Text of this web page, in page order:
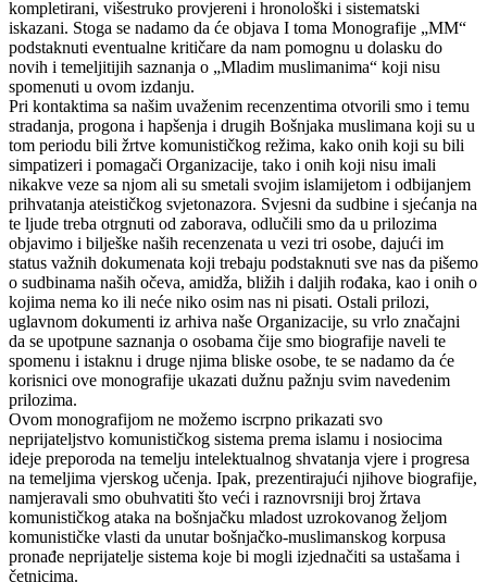
kompletirani, višestruko provjereni i hronološki i sistematski
iskazani. Stoga se nadamo da će objava I toma Monografije „MM“
podstaknuti eventualne kritičare da nam pomognu u dolasku do
novih i temeljitijih saznanja o „Mladim muslimanima“ koji nisu
spomenuti u ovom izdanju.
Pri kontaktima sa našim uvaženim recenzentima otvorili smo i temu
stradanja, progona i hapšenja i drugih Bošnjaka muslimana koji su u
tom periodu bili žrtve komunističkog režima, kako onih koji su bili
simpatizeri i pomagači Organizacije, tako i onih koji nisu imali
nikakve veze sa njom ali su smetali svojim islamijetom i odbijanjem
prihvatanja ateističkog svjetonazora. Svjesni da sudbine i sjećanja na
te ljude treba otrgnuti od zaborava, odlučili smo da u prilozima
objavimo i bilješke naših recenzenata u vezi tri osobe, dajući im
status važnih dokumenata koji trebaju podstaknuti sve nas da pišemo
o sudbinama naših očeva, amidža, bližih i daljih rođaka, kao i onih o
kojima nema ko ili neće niko osim nas ni pisati. Ostali prilozi,
uglavnom dokumenti iz arhiva naše Organizacije, su vrlo značajni
da se upotpune saznanja o osobama čije smo biografije naveli te
spomenu i istaknu i druge njima bliske osobe, te se nadamo da će
korisnici ove monografije ukazati dužnu pažnju svim navedenim
prilozima.
Ovom monografijom ne možemo iscrpno prikazati svo
neprijateljstvo komunističkog sistema prema islamu i nosiocima
ideje preporoda na temelju intelektualnog shvatanja vjere i progresa
na temeljima vjerskog učenja. Ipak, prezentirajući njihove biografije,
namjeravali smo obuhvatiti što veći i raznovrsniji broj žrtava
komunističkog ataka na bošnjačku mladost uzrokovanog željom
komunističke vlasti da unutar bošnjačko-muslimanskog korpusa
pronađe neprijatelje sistema koje bi mogli izjednačiti sa ustašama i
četnicima.